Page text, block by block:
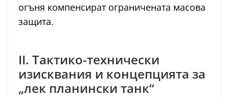
огъня компенсират ограничената масова
защита.
II. Тактико-технически
изисквания и концепцията за
„лек планински танк“